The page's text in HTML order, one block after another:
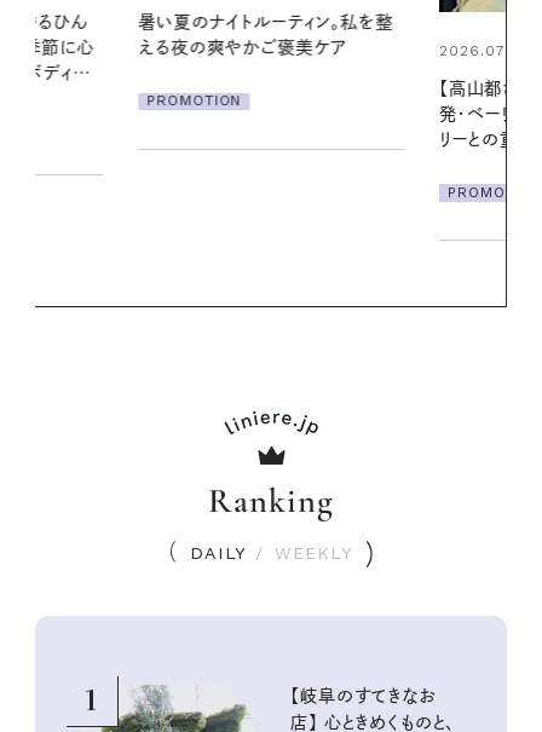
ン。私を整
ケア
2026.07.21
発・ベーリングの腕時計】 アクセサ
る【大人気の
PROMOTION
Ranking
DAILY / WEEKLY
1
【岐阜のすてきなお
店】 心ときめくものと、